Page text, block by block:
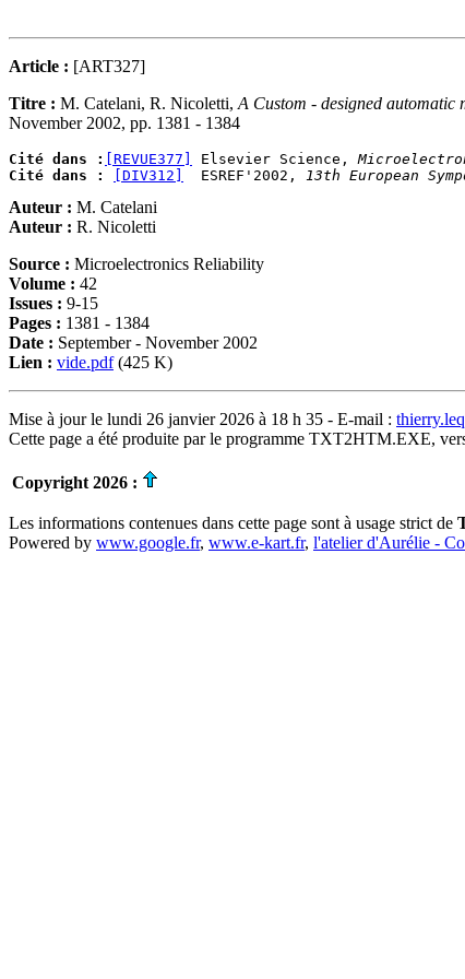
Article : [ART327]
Titre : M. Catelani, R. Nicoletti, A Custom - designed automatic
November 2002, pp. 1381 - 1384
Cité dans : [REVUE377] Elsevier Science,
Cité dans :
[DIV312]
  ESREF'2002,
13th European
Auteur : M. Catelani
Auteur : R. Nicoletti
Source : Microelectronics Reliability
Volume : 42
Issues : 9-15
Pages : 1381 - 1384
Date : September - November 2002
Lien : vide.pdf(425 K)
Mise à jour le lundi 26 janvier 2026 à 18 h 35 - E-mail :
Cette page a été produite par le programme TXT2HTM.EXE,
Copyright 2026 :
Les informations contenues dans cette page sont à usage strict de
Powered by www.google.fr, www.e-kart.fr, l'atelier d'Aurélie -